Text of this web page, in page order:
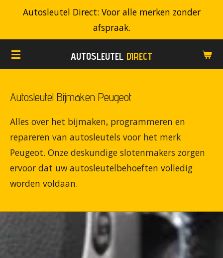
de
AUTOSLEUTEL DIRECT
Autosleutel Direct: Voor alle merken zonder
afspraak.
Autosleutel Bijmaken Peugeot
Alles over het bijmaken, programmeren en
repareren van autosleutels voor het merk
Peugeot. Onze deskundige slotenmakers zorgen
ervoor dat uw autosleutelbehoeften volledig
worden voldaan.